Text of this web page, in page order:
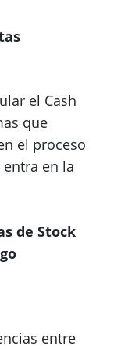
el Cash
que
el proceso
en la
de Stock
entre